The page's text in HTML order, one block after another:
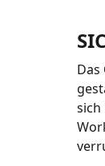
sich